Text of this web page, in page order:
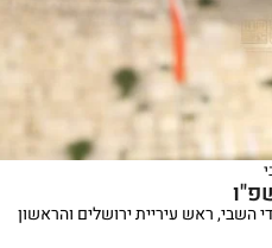
השבי, ראש עיריית ירושלים והראשון